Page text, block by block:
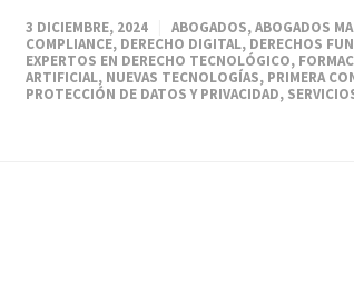
3 DICIEMBRE, 2024 ABOGADOS,ABOGADOS
COMPLIANCE, DERECHO DIGITAL, DERECHOS
EXPERTOS EN DERECHO TECNOLÓGICO,
ARTIFICIAL, NUEVAS TECNOLOGÍAS, PRIMERA
PROTECCIÓN DE DATOS Y PRIVACIDAD,